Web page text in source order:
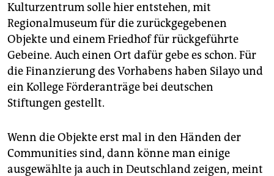
Kulturzentrum solle hier entstehen, mit
Regionalmuseum für die zurückgegebenen
Objekte und einem Friedhof für rückgeführte
Gebeine. Auch einen Ort dafür gebe es schon. Für
die Finanzierung des Vorhabens haben Silayo und
ein Kollege Förderanträge bei deutschen
Stiftungen gestellt.
Wenn die Objekte erst mal in den Händen der
Communities sind, dann könne man einige
ausgewählte ja auch in Deutschland zeigen, meint